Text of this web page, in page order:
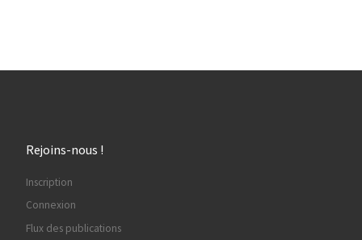
Rejoins-nous !
Inscription
Connexion
Flux des publications